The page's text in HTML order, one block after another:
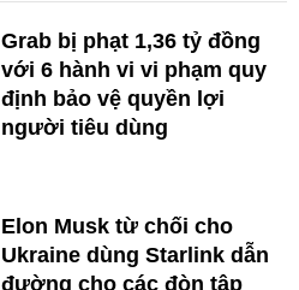
Grab bị phạt 1,36 tỷ đồng
với 6 hành vi vi phạm quy
định bảo vệ quyền lợi
người tiêu dùng
Elon Musk từ chối cho
Ukraine dùng Starlink dẫn
đường cho các đòn tập